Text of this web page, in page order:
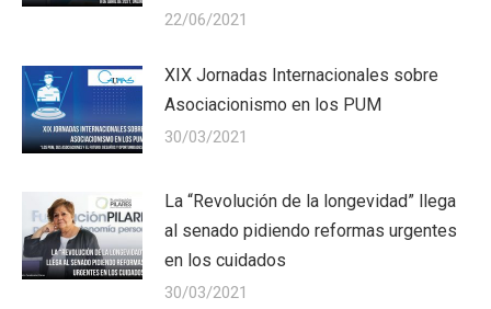
22/06/2021
XIX Jornadas Internacionales sobre
Asociacionismo en los PUM
30/03/2021
La “Revolución de la longevidad” llega
al senado pidiendo reformas urgentes
en los cuidados
30/03/2021